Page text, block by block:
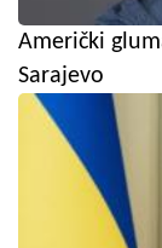
Američki
Sarajevo